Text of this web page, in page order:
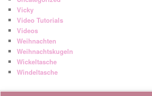
Vicky
Video Tutorials
Videos
Weihnachten
Weihnachtskugeln
Wickeltasche
Windeltasche